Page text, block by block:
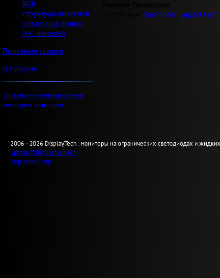
BGR
Структура пикселей
различных типов
ЖК-панелей
Полезные ссылки
О проекте
Описания инженерных меню
некоторых мониторов
Panelook Impact
2006—2026 DisplayTech . мониторы на огранических светодиодах и
update@displaytech.org
displaytech.org